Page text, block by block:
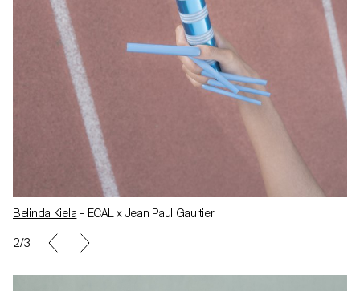
Belinda Kiela - ECAL x Jean Paul Gaultier
2/3